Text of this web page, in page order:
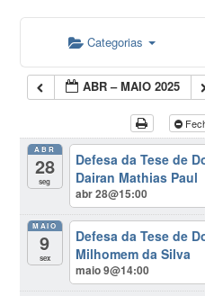
Categorias
ABR – MAIO 2025
ABR
28
seg
Defesa da Tese de
Dairan Mathias Paul
abr 28@15:00
MAIO
9
sex
Defesa da Tese de
Milhomem da Silva
maio 9@14:00